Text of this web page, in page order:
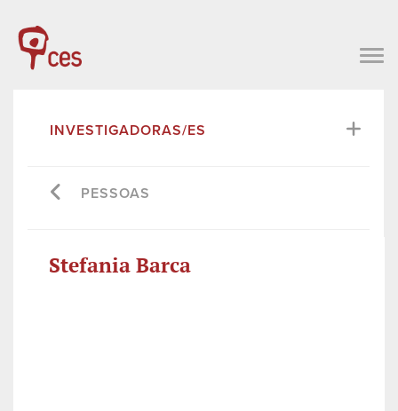
INVESTIGADORAS/ES
PESSOAS
Stefania Barca